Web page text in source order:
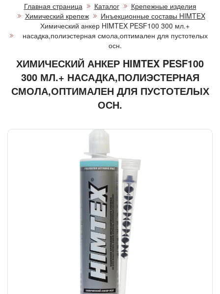
Главная страница Каталог
Крепежные изделия
Химический крепеж
Инъекционные составы HIMTEX
Химический анкер HIMTEX PESF100 300 мл.+
насадка,полиэстерная смола,оптимален для пустотелых
осн.
ХИМИЧЕСКИЙ АНКЕР HIMTEX PESF100
300 МЛ.+ НАСАДКА,ПОЛИЭСТЕРНАЯ
СМОЛА,ОПТИМАЛЕН ДЛЯ ПУСТОТЕЛЫХ
ОСН.